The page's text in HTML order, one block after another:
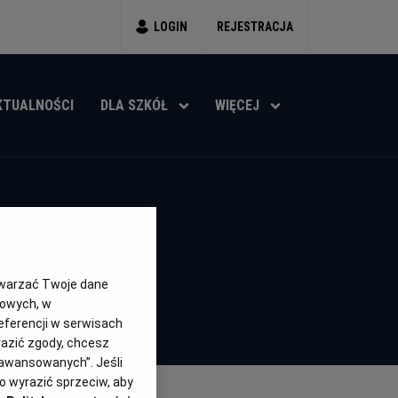
LOGIN REJESTRACJA
DLA SZKÓŁ WIĘCEJ
Twoje dane
w
w serwisach
zgody, chcesz
Jeśli
wyrazić sprzeciw, aby